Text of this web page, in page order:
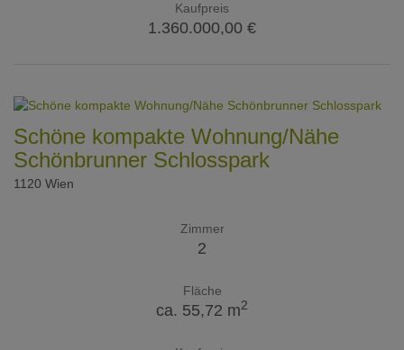
Kaufpreis
1.360.000,00 €
Schöne kompakte Wohnung/Nähe
Schönbrunner Schlosspark
1120 Wien
Zimmer
2
Fläche
ca. 55,72 m2